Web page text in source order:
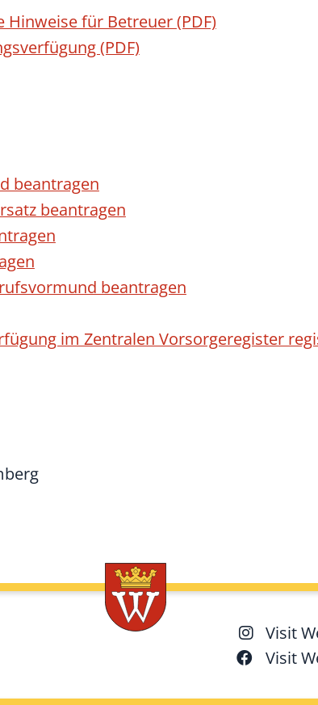
für Betreuer (PDF)
(PDF)
beantragen
beantragen
beantragen
im Zentralen Vorsorgeregister
Visit
Visit